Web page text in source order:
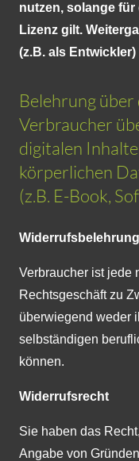
nutzen, solange
Lizenz gilt.
(z.B. als
Belehrung
Verbraucher
digitalen
körperlichen
(z.B. E-Book,
Widerrufsbelehrung
Verbraucher ist jede
Rechtsgeschäft zu
überwiegend weder
selbständigen
können.
Widerrufsrecht
Sie haben das
Angabe von